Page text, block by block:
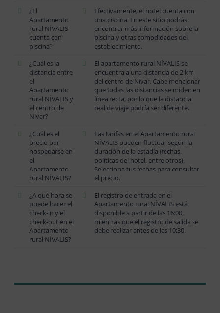
¿El
Apartamento
rural NÍVALIS
cuenta con
piscina?
Efectivamente, el hotel cuenta con
una piscina. En este sitio podrás
encontrar más información sobre la
piscina y otras comodidades del
establecimiento.
¿Cuál es la
distancia entre
el
Apartamento
rural NÍVALIS y
el centro de
Nívar?
El apartamento rural NÍVALIS se
encuentra a una distancia de 2 km
del centro de Nívar. Cabe mencionar
que todas las distancias se miden en
línea recta, por lo que la distancia
real de viaje podría ser diferente.
¿Cuál es el
precio por
hospedarse en
el
Apartamento
rural NÍVALIS?
Las tarifas en el Apartamento rural
NÍVALIS pueden fluctuar según la
duración de la estadía (fechas,
políticas del hotel, entre otros).
Selecciona tus fechas para consultar
el precio.
¿A qué hora se
puede hacer el
check-in y el
check-out en el
Apartamento
rural NÍVALIS?
El registro de entrada en el
Apartamento rural NÍVALIS está
disponible a partir de las 16:00,
mientras que el registro de salida se
debe realizar antes de las 10:30.